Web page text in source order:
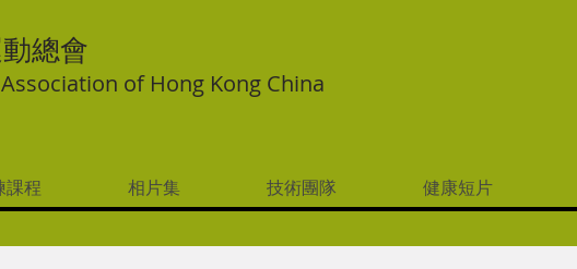
總會
of Hong Kong China
課程 相片集 技術團隊 健康短片